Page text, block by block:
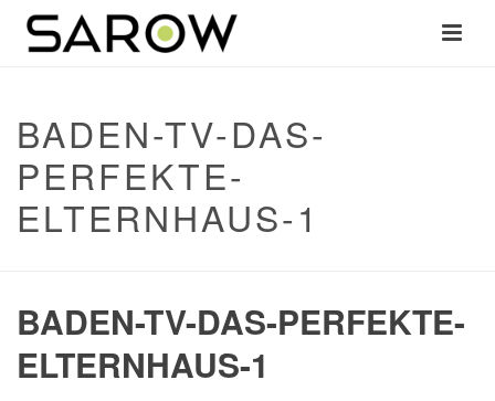
BADEN-TV-DAS-
PERFEKTE-
ELTERNHAUS-1
BADEN-TV-DAS-PERFEKTE-
ELTERNHAUS-1